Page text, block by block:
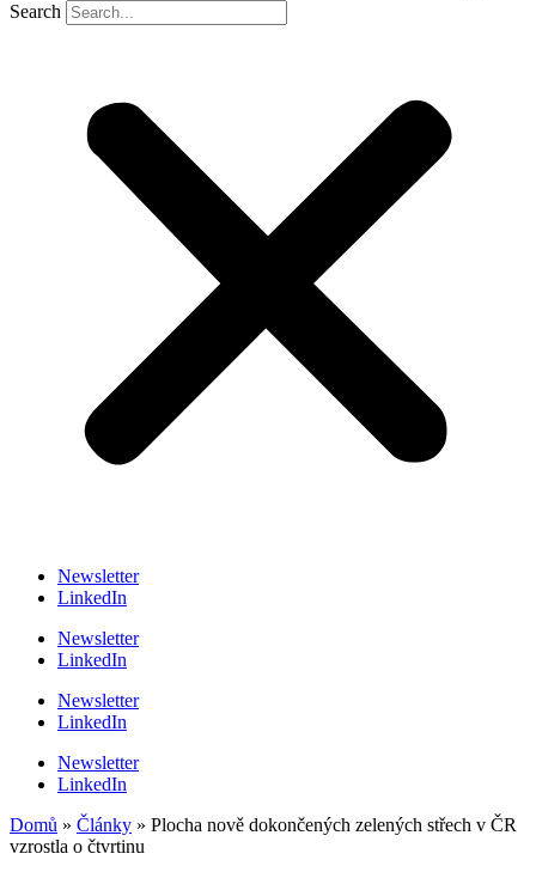
Search
Newsletter
LinkedIn
Newsletter
LinkedIn
Newsletter
LinkedIn
Newsletter
LinkedIn
Domů » Články » Plocha nově dokončených zelených střech v ČR
vzrostla o čtvrtinu